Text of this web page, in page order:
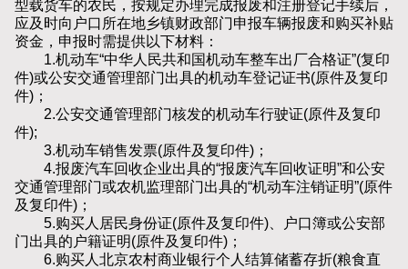
型载货车的农民，按规定办理完成报废和注册登记手续后，
应及时向户口所在地乡镇财政部门申报车辆报废和购买补贴
资金，申报时需提供以下材料：
1.机动车“中华人民共和国机动车整车出厂合格证”(复印
件)或公安交通管理部门出具的机动车登记证书(原件及复印
件)；
2.公安交通管理部门核发的机动车行驶证(原件及复印
件);
3.机动车销售发票(原件及复印件)；
4.报废汽车回收企业出具的“报废汽车回收证明”和公安
交通管理部门或农机监理部门出具的“机动车注销证明”(原件
及复印件)；
5.购买人居民身份证(原件及复印件)、户口簿或公安部
门出具的户籍证明(原件及复印件)；
6.购买人北京农村商业银行个人结算储蓄存折(粮食直